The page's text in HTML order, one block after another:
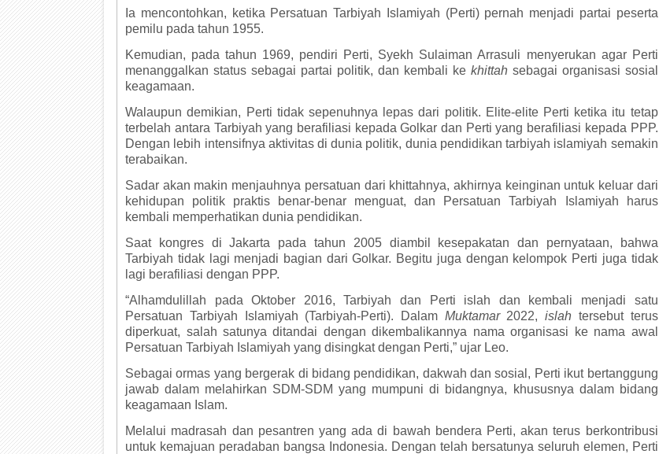
Ia mencontohkan, ketika Persatuan Tarbiyah Islamiyah (Perti) pernah menjadi partai peserta
pemilu pada tahun 1955.
Kemudian, pada tahun 1969, pendiri Perti, Syekh Sulaiman Arrasuli menyerukan agar Perti
menanggalkan status sebagai partai politik, dan kembali ke khittahsebagai organisasi sosial
keagamaan.
Walaupun demikian, Perti tidak sepenuhnya lepas dari politik. Elite-elite Perti ketika itu tetap
terbelah antara Tarbiyah yang berafiliasi kepada Golkar dan Perti yang berafiliasi kepada PPP.
Dengan lebih intensifnya aktivitas di dunia politik, dunia pendidikan tarbiyah islamiyah semakin
terabaikan.
Sadar akan makin menjauhnya persatuan dari khittahnya, akhirnya keinginan untuk keluar dari
kehidupan politik praktis benar-benar menguat, dan Persatuan Tarbiyah Islamiyah harus
kembali memperhatikan dunia pendidikan.
Saat kongres di Jakarta pada tahun 2005 diambil kesepakatan dan pernyataan, bahwa
Tarbiyah tidak lagi menjadi bagian dari Golkar. Begitu juga dengan kelompok Perti juga tidak
lagi berafiliasi dengan PPP.
“Alhamdulillah pada Oktober 2016, Tarbiyah dan Perti islah dan kembali menjadi satu
Persatuan Tarbiyah Islamiyah (Tarbiyah-Perti). Dalam Muktamar2022,islah tersebut terus
diperkuat, salah satunya ditandai dengan dikembalikannya nama organisasi ke nama awal
Persatuan Tarbiyah Islamiyah yang disingkat dengan Perti,” ujar Leo.
Sebagai ormas yang bergerak di bidang pendidikan, dakwah dan sosial, Perti ikut bertanggung
jawab dalam melahirkan SDM-SDM yang mumpuni di bidangnya, khususnya dalam bidang
keagamaan Islam.
Melalui madrasah dan pesantren yang ada di bawah bendera Perti, akan terus berkontribusi
untuk kemajuan peradaban bangsa Indonesia. Dengan telah bersatunya seluruh elemen, Perti